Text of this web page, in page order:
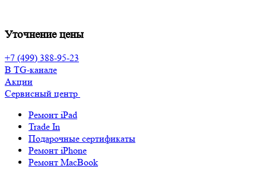
Уточнение цены
+7 (499) 388-95-23
В TG-канале
Акции
Сервисный центр
Ремонт iPad
Trade In
Подарочные сертификаты
Ремонт iPhone
Ремонт MacBook